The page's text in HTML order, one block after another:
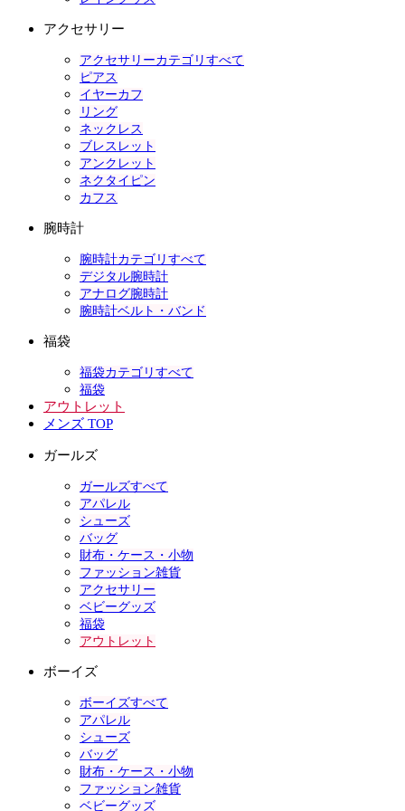
アクセサリー
アクセサリーカテゴリすべて
ピアス
イヤーカフ
リング
ネックレス
ブレスレット
アンクレット
ネクタイピン
カフス
腕時計
腕時計カテゴリすべて
デジタル腕時計
アナログ腕時計
腕時計ベルト・バンド
福袋
福袋カテゴリすべて
福袋
アウトレット
メンズ TOP
ガールズ
ガールズすべて
アパレル
シューズ
バッグ
財布・ケース・小物
ファッション雑貨
アクセサリー
ベビーグッズ
福袋
アウトレット
ボーイズ
ボーイズすべて
アパレル
シューズ
バッグ
財布・ケース・小物
ファッション雑貨
ベビーグッズ